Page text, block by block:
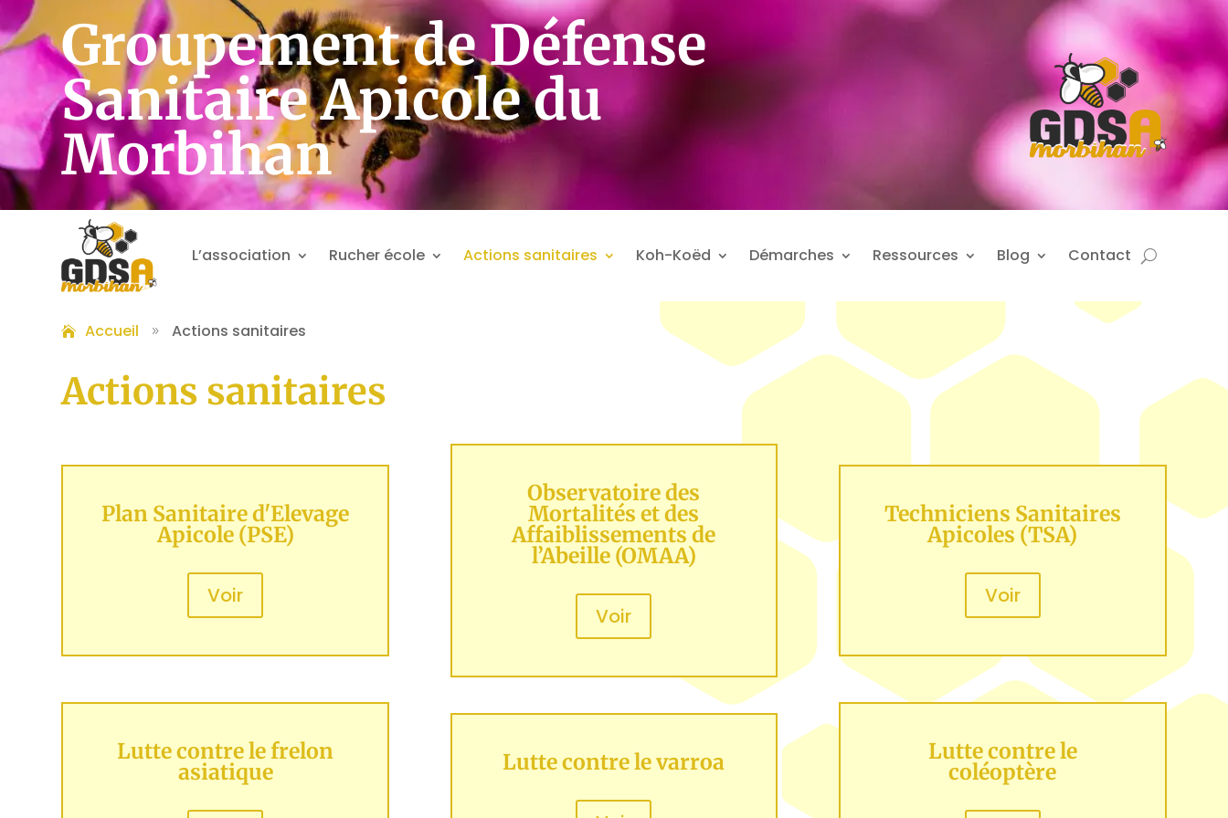
Groupement de Défense
Sanitaire Apicole du
Morbihan
L’association Rucher école Actions sanitaires Koh-Koëd Démarches Ressources Blog Contact
Accueil 9 Actions sanitaires
Actions sanitaires
Plan Sanitaire d'Elevage
Apicole (PSE)
Voir
Observatoire des
Mortalités et des
Affaiblissements de
l’Abeille (OMAA)
Voir
Techniciens Sanitaires
Apicoles (TSA)
Voir
Lutte contre le frelon
asiatique Lutte contre le varroa Lutte contre le
coléoptère